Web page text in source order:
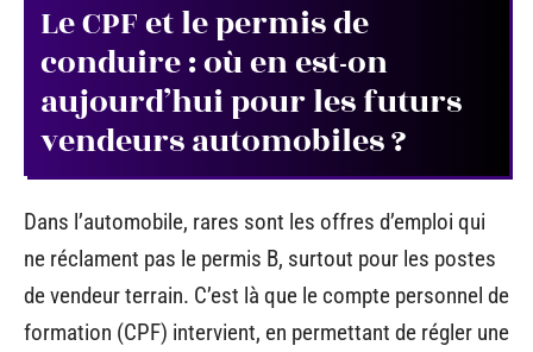
Le CPF et le permis de
conduire : où en est-on
aujourd’hui pour les futurs
vendeurs automobiles ?
Dans l’automobile, rares sont les offres d’emploi qui
ne réclament pas le permis B, surtout pour les postes
de vendeur terrain. C’est là que le compte personnel de
formation (CPF) intervient, en permettant de régler une